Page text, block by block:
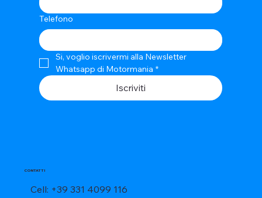
CONTATTI
Cell: +39 331 4099 116
Telefono
Si, voglio iscrivermi alla Newsletter
Whatsapp di Motormania *
Iscriviti